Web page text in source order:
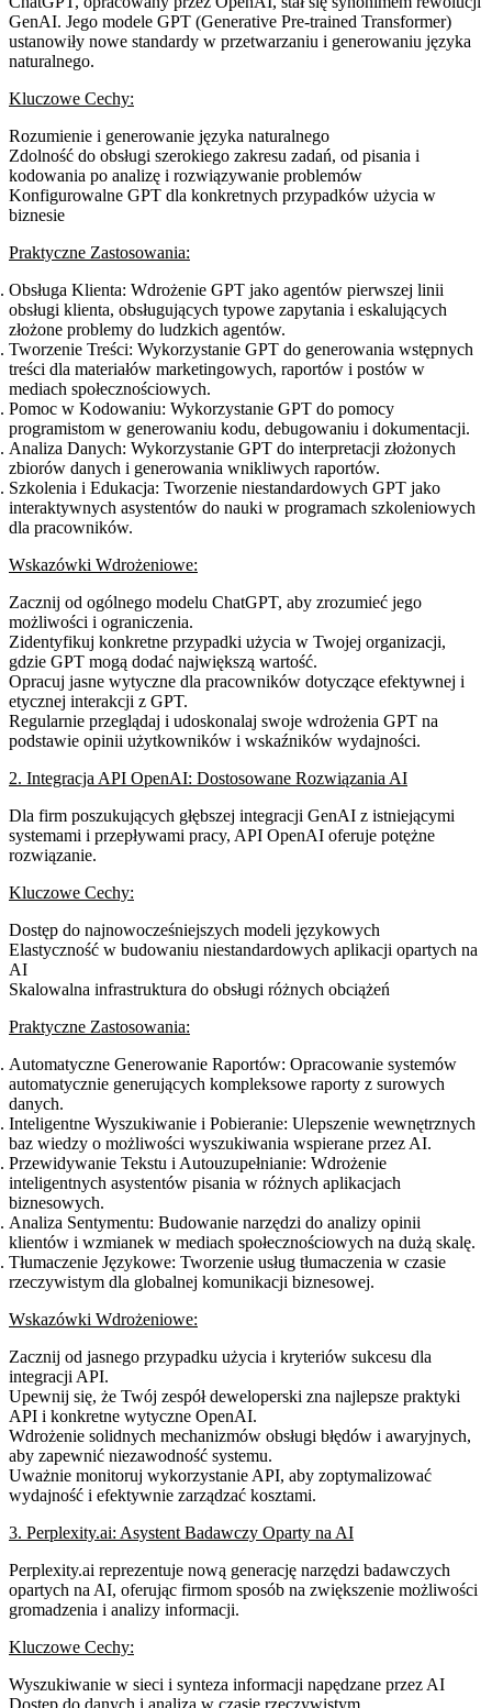
GenAI. Jego modele GPT (Generative Pre-trained Transformer)
ustanowiły nowe standardy w przetwarzaniu i generowaniu języka
naturalnego.
Kluczowe Cechy:
Rozumienie i generowanie języka naturalnego
Zdolność do obsługi szerokiego zakresu zadań, od pisania i
kodowania po analizę i rozwiązywanie problemów
Konfigurowalne GPT dla konkretnych przypadków użycia w
biznesie
Praktyczne Zastosowania:
Obsługa Klienta: Wdrożenie GPT jako agentów pierwszej linii
obsługi klienta, obsługujących typowe zapytania i eskalujących
złożone problemy do ludzkich agentów.
Tworzenie Treści: Wykorzystanie GPT do generowania wstępnych
treści dla materiałów marketingowych, raportów i postów w
mediach społecznościowych.
Pomoc w Kodowaniu: Wykorzystanie GPT do pomocy
programistom w generowaniu kodu, debugowaniu i dokumentacji.
Analiza Danych: Wykorzystanie GPT do interpretacji złożonych
zbiorów danych i generowania wnikliwych raportów.
Szkolenia i Edukacja: Tworzenie niestandardowych GPT jako
interaktywnych asystentów do nauki w programach szkoleniowych
dla pracowników.
Wskazówki Wdrożeniowe:
Zacznij od ogólnego modelu ChatGPT, aby zrozumieć jego
możliwości i ograniczenia.
Zidentyfikuj konkretne przypadki użycia w Twojej organizacji,
gdzie GPT mogą dodać największą wartość.
Opracuj jasne wytyczne dla pracowników dotyczące efektywnej i
etycznej interakcji z GPT.
Regularnie przeglądaj i udoskonalaj swoje wdrożenia GPT na
podstawie opinii użytkowników i wskaźników wydajności.
2. Integracja API OpenAI: Dostosowane Rozwiązania AI
Dla firm poszukujących głębszej integracji GenAI z istniejącymi
systemami i przepływami pracy, API OpenAI oferuje potężne
rozwiązanie.
Kluczowe Cechy:
Dostęp do najnowocześniejszych modeli językowych
Elastyczność w budowaniu niestandardowych aplikacji opartych na
AI
Skalowalna infrastruktura do obsługi różnych obciążeń
Praktyczne Zastosowania:
Automatyczne Generowanie Raportów: Opracowanie systemów
automatycznie generujących kompleksowe raporty z surowych
danych.
Inteligentne Wyszukiwanie i Pobieranie: Ulepszenie wewnętrznych
baz wiedzy o możliwości wyszukiwania wspierane przez AI.
Przewidywanie Tekstu i Autouzupełnianie: Wdrożenie
inteligentnych asystentów pisania w różnych aplikacjach
biznesowych.
Analiza Sentymentu: Budowanie narzędzi do analizy opinii
klientów i wzmianek w mediach społecznościowych na dużą skalę.
Tłumaczenie Językowe: Tworzenie usług tłumaczenia w czasie
rzeczywistym dla globalnej komunikacji biznesowej.
Wskazówki Wdrożeniowe:
Zacznij od jasnego przypadku użycia i kryteriów sukcesu dla
integracji API.
Upewnij się, że Twój zespół deweloperski zna najlepsze praktyki
API i konkretne wytyczne OpenAI.
Wdrożenie solidnych mechanizmów obsługi błędów i awaryjnych,
aby zapewnić niezawodność systemu.
Uważnie monitoruj wykorzystanie API, aby zoptymalizować
wydajność i efektywnie zarządzać kosztami.
3. Perplexity.ai: Asystent Badawczy Oparty na AI
Perplexity.ai reprezentuje nową generację narzędzi badawczych
opartych na AI, oferując firmom sposób na zwiększenie możliwości
gromadzenia i analizy informacji.
Kluczowe Cechy:
Wyszukiwanie w sieci i synteza informacji napędzane przez AI
Dostęp do danych i analiza w czasie rzeczywistym